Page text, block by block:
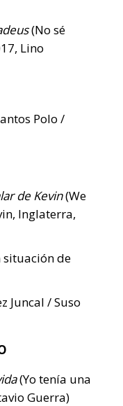
(No sé
Lino
Polo /
de Kevin(We
Inglaterra,
situación de
Juncal / Suso
(Yo tenía una
Guerra)